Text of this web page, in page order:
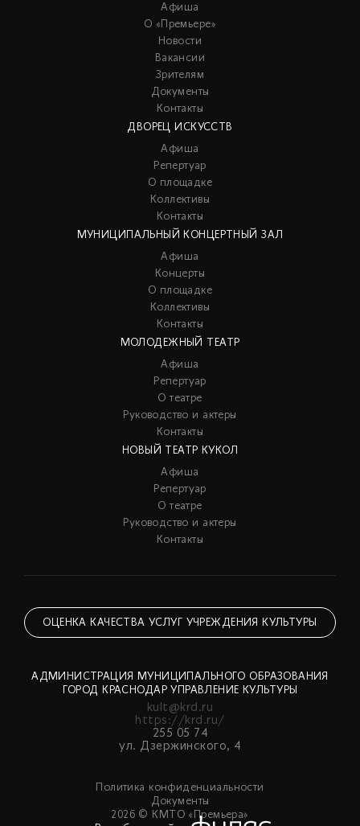
Афиша
О «Премьере»
Новости
Вакансии
Зрителям
Документы
Контакты
ДВОРЕЦ ИСКУССТВ
Афиша
Репертуар
О площадке
Коллективы
Контакты
МУНИЦИПАЛЬНЫЙ КОНЦЕРТНЫЙ ЗАЛ
Афиша
Концерты
О площадке
Коллективы
Контакты
МОЛОДЕЖНЫЙ ТЕАТР
Афиша
Репертуар
О театре
Руководство и актеры
Контакты
НОВЫЙ ТЕАТР КУКОЛ
Афиша
Репертуар
О театре
Руководство и актеры
Контакты
ОЦЕНКА КАЧЕСТВА УСЛУГ УЧРЕЖДЕНИЯ КУЛЬТУРЫ
АДМИНИСТРАЦИЯ МУНИЦИПАЛЬНОГО ОБРАЗОВАНИЯ
ГОРОД КРАСНОДАР УПРАВЛЕНИЕ КУЛЬТУРЫ
kult@krd.ru
https://krd.ru/
255 05 74
ул. Дзержинского, 4
Политика конфиденциальности
Документы
2026 © КМТО «Премьера»